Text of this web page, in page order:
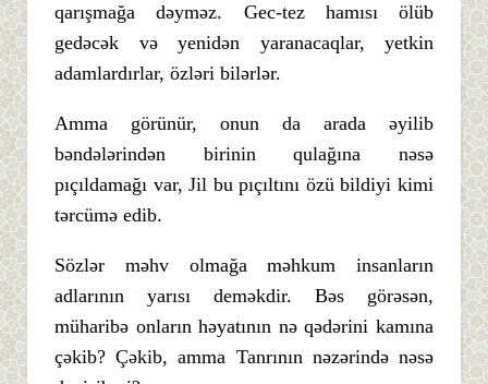
qarışmağa dəyməz. Gec-tez hamısı ölüb
gedəcək və yenidən yaranacaqlar, yetkin
adamlardırlar, özləri bilərlər.
Amma görünür, onun da arada əyilib
bəndələrindən birinin qulağına nəsə
pıçıldamağı var, Jil bu pıçıltını özü bildiyi kimi
tərcümə edib.
Sözlər məhv olmağa məhkum insanların
adlarının yarısı deməkdir. Bəs görəsən,
müharibə onların həyatının nə qədərini kamına
çəkib? Çəkib, amma Tanrının nəzərində nəsə